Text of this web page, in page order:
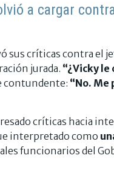
a cargar
sus críticas contra el
jurada. “¿Vicky le
contundente: “No. Me
críticas hacia
interpretado como
funcionarios del